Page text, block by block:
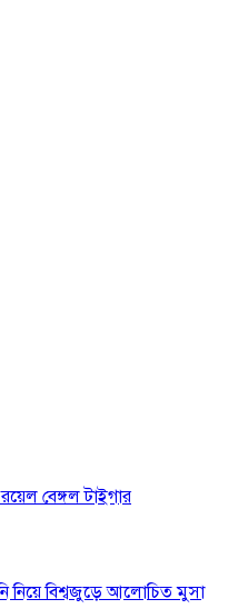
বেঙ্গল টাইগার
নিয়ে বিশ্বজুড়ে আলোচিত মুসা